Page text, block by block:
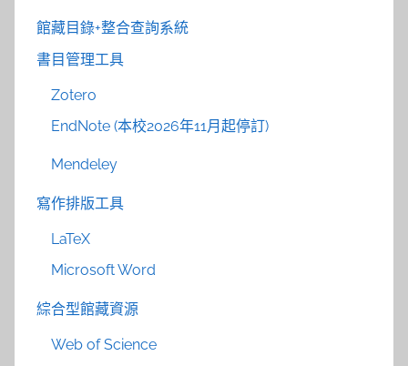
館藏目錄+整合查詢系統
書目管理工具
Zotero
EndNote (本校2026年11月起停訂)
Mendeley
寫作排版工具
LaTeX
Microsoft Word
綜合型館藏資源
Web of Science